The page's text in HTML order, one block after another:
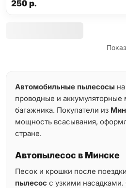
250р.
Автомобильные пылесосы
проводные и аккумуляторные
багажника. Покупатели из
мощность всасывания,
стране.
Автопылесос в Минске
Песок и крошки после
пылесос с узкими насадками.